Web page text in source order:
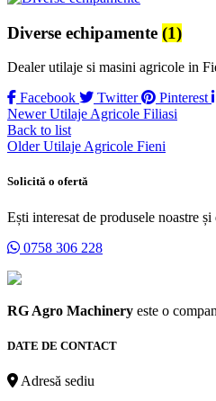
Diverse echipamente (1)
Dealer utilaje si masini agricole in
Facebook
Twitter Pinterest
Newer Utilaje Agricole Filiasi
Back to list
Older Utilaje Agricole Fieni
Solicită o ofertă
Ești interesat de produsele noastre
0758 306 228
RG Agro Machinery este o
DATE DE CONTACT
Adresă sediu